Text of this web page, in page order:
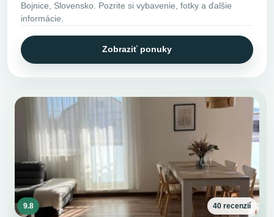
Bojnice, Slovensko. Pozrite si vybavenie, fotky a ďalšie
informácie.
Zobraziť ponuky
9.8 40 recenzií